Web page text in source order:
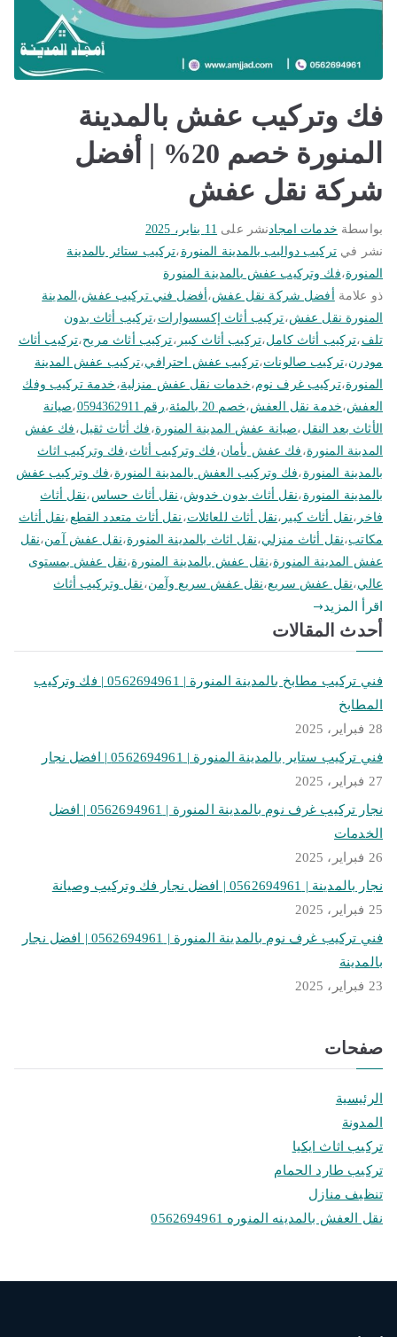
فك وتركيب عفش بالمدينة
المنورة خصم 20% | أفضل
شركة نقل عفش
بواسطة خدمات امجادنشر على 11 يناير، 2025
نشر فيتركيب دواليب بالمدينة المنورة ،تركيب ستائر بالمدينة
المنورة،فك وتركيب عفش بالمدينة المنورة
ذو علامة
أفضل شركة نقل عفش، أفضل فني تركيب عفش، المدينة
المنورة نقل عفش،تركيب أثاث إكسسوارات ،تركيب أثاث بدون
تلف ،تركيب أثاث كامل،تركيب أثاث كبير ،تركيب أثاث مريح،تركيب أثاث
مودرن،تركيب صالونات،تركيب عفش احترافي،تركيب عفش المدينة
المنورة،تركيب غرف نوم،خدمات نقل عفش منزلية، خدمة تركيب وفك
العفش،خدمة نقل العفش،خصم 20 بالمئة ،رقم 0594362911 ،صيانة
الأثاث بعد النقل ،صيانة عفش المدينة المنورة، فك أثاث ثقيل، فك عفش
المدينة المنورة، فك عفش بأمان، فك وتركيب أثاث ،فك وتركيب اثاث
بالمدينة المنورة ،فك وتركيب العفش بالمدينة المنورة ،فك وتركيب عفش
بالمدينة المنورة ،نقل أثاث بدون خدوش، نقل أثاث حساس ،نقل أثاث
فاخر ،نقل أثاث كبير ،نقل أثاث للعائلات، نقل أثاث متعدد القطع،نقل أثاث
مكاتب،نقل أثاث منزلي،نقل اثاث بالمدينة المنورة،نقل عفش آمن،نقل
عفش المدينة المنورة،نقل عفش بالمدينة المنورة،نقل عفش بمستوى
عالي،نقل عفش سريع،نقل عفش سريع وآمن، نقل وتركيب أثاث
اقرأ المزيد
أحدث المقالات
فني تركيب مطابخ بالمدينة المنورة | 0562694961 | فك وتركيب
المطابخ
28 فبراير، 2025
فني تركيب ستاير بالمدينة المنورة | 0562694961 | افضل نجار
27 فبراير، 2025
نجار تركيب غرف نوم بالمدينة المنورة | 0562694961 | افضل
الخدمات
26 فبراير، 2025
نجار بالمدينة | 0562694961 | افضل نجار فك وتركيب وصيانة
25 فبراير، 2025
فني تركيب غرف نوم بالمدينة المنورة | 0562694961 | افضل نجار
بالمدينة
23 فبراير، 2025
صفحات
الرئيسية
المدونة
تركيب اثاث ايكيا
تركيب طارد الحمام
تنظيف منازل
نقل العفش بالمدينه المنوره 0562694961